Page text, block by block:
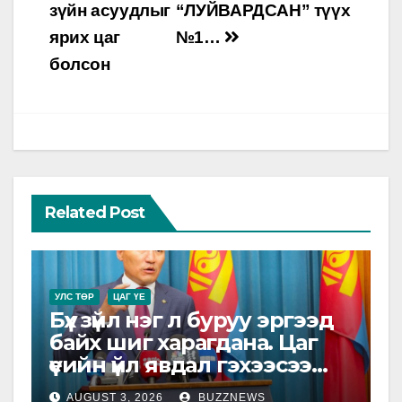
“ЛУЙВАРДСАН” түүх
№1…
зүйн асуудлыг
ярих цаг
болсон
Related Post
УЛС ТӨР ЦАГ ҮЕ
Бүх зүйл нэг л буруу эргээд
байх шиг харагдана. Цаг
үеийн үйл явдал гэхээсээ
хэн нэгэнд зориулсан
AUGUST 3, 2026 BUZZNEWS